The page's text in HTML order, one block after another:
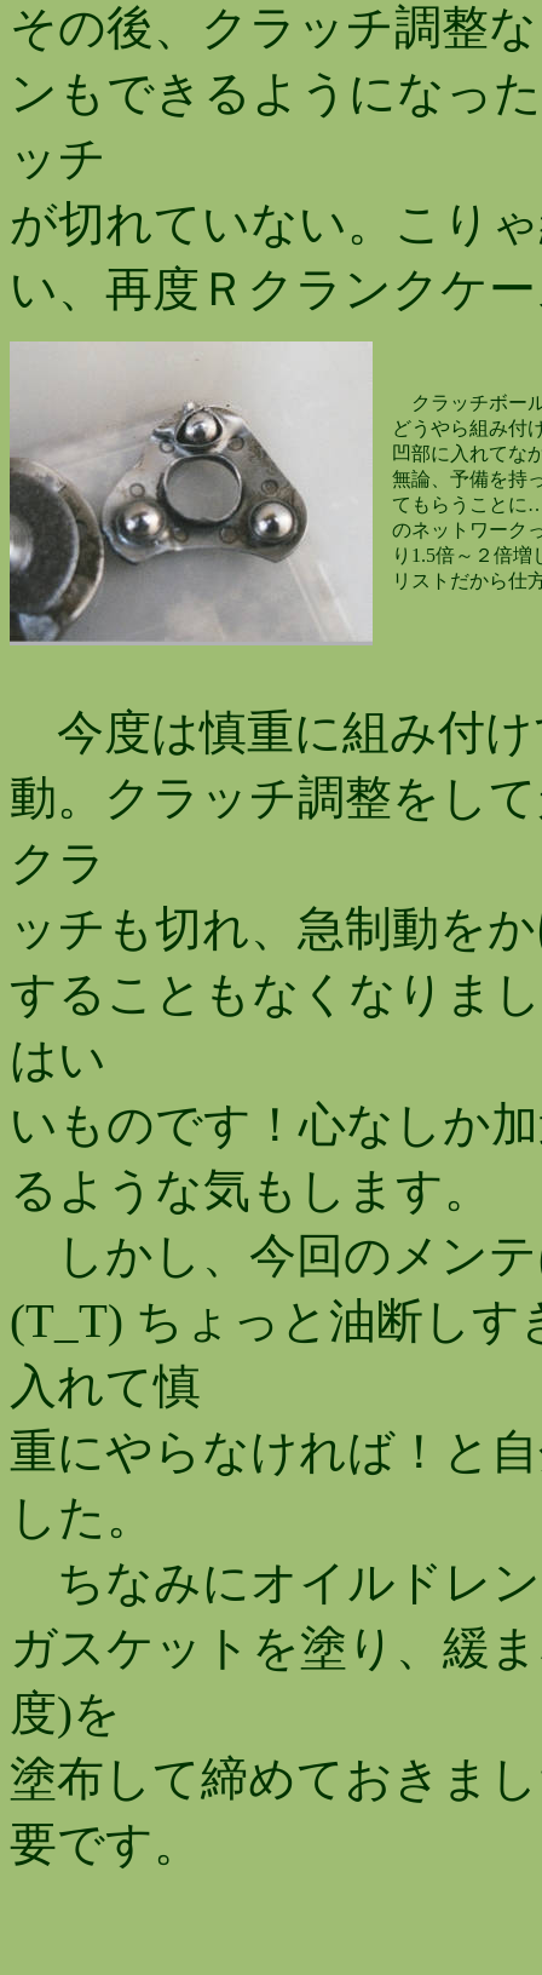
その後、クラッチ調整
ンもできるようになっ
ッチ
が切れていない。こり
い、再度Ｒクランクケ
クラッチボール
どうやら組み付
凹部に入れてな
無論、予備を持
てもらうことに…
のネットワーク
り1.5倍～２倍増
リストだから仕
今度は慎重に組み付
動。クラッチ調整をし
クラ
ッチも切れ、急制動を
することもなくなりま
はい
いものです！心なしか
るような気もします。
しかし、今回のメン
(T_T) ちょっと油断し
入れて慎
重にやらなければ！と
した。
ちなみにオイルドレ
ガスケットを塗り、緩
度)を
塗布して締めておきま
要です。